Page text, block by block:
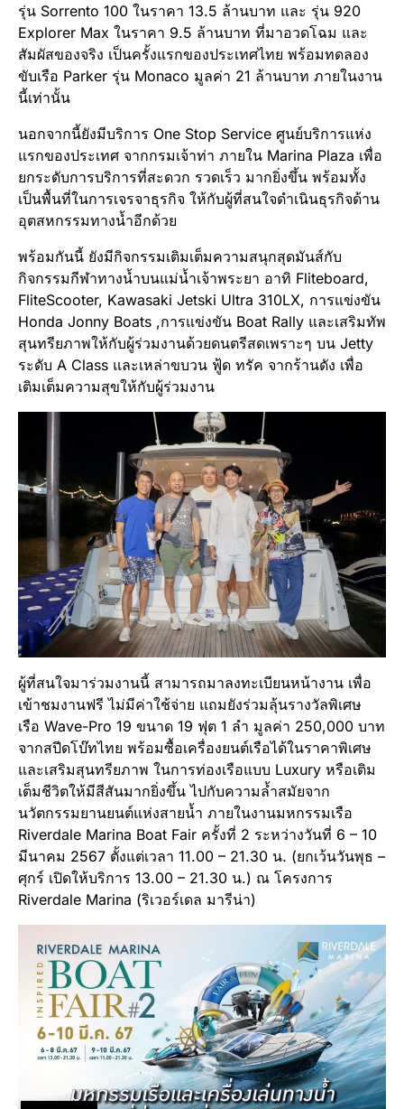
รุ่น Sorrento 100 ในราคา 13.5 ล้านบาท และ รุ่น 920
Explorer Max ในราคา 9.5 ล้านบาท ที่มาอวดโฉม และ
สัมผัสของจริง เป็นครั้งแรกของประเทศไทย พร้อมทดลอง
ขับเรือ Parker รุ่น Monaco มูลค่า 21 ล้านบาท ภายในงาน
นี้เท่านั้น
นอกจากนี้ยังมีบริการ One Stop Service ศูนย์บริการแห่ง
แรกของประเทศ จากกรมเจ้าท่า ภายใน Marina Plaza เพื่อ
ยกระดับการบริการที่สะดวก รวดเร็ว มากยิ่งขึ้น พร้อมทั้ง
เป็นพื้นที่ในการเจรจาธุรกิจ ให้กับผู้ที่สนใจดำเนินธุรกิจด้าน
อุตสหกรรมทางน้ำอีกด้วย
พร้อมกันนี้ ยังมีกิจกรรมเติมเต็มความสนุกสุดมันส์กับ
กิจกรรมกีฬาทางน้ำบนแม่น้ำเจ้าพระยา อาทิ Fliteboard,
FliteScooter, Kawasaki Jetski Ultra 310LX, การแข่งขัน
Honda Jonny Boats ,การแข่งขัน Boat Rally และเสริมทัพ
สุนทรียภาพให้กับผู้ร่วมงานด้วยดนตรีสดเพราะๆ บน Jetty
ระดับ A Class และเหล่าขบวน ฟู้ด ทรัค จากร้านดัง เพื่อ
เติมเต็มความสุขให้กับผู้ร่วมงาน
ผู้ที่สนใจมาร่วมงานนี้ สามารถมาลงทะเบียนหน้างาน เพื่อ
เข้าชมงานฟรี ไม่มีค่าใช้จ่าย แถมยังร่วมลุ้นรางวัลพิเศษ
เรือ Wave-Pro 19 ขนาด 19 ฟุต 1 ลำ มูลค่า 250,000 บาท
จากสปีดโบ๊ทไทย พร้อมซื้อเครื่องยนต์เรือได้ในราคาพิเศษ
และเสริมสุนทรียภาพ ในการท่องเรือแบบ Luxury หรือเติม
เต็มชีวิตให้มีสีสันมากยิ่งขึ้น ไปกับความล้ำสมัยจาก
นวัตกรรมยานยนต์แห่งสายน้ำ ภายในงานมหกรรมเรือ
Riverdale Marina Boat Fair ครั้งที่ 2 ระหว่างวันที่ 6 – 10
มีนาคม 2567 ตั้งแต่เวลา 11.00 – 21.30 น. (ยกเว้นวันพุธ –
ศุกร์ เปิดให้บริการ 13.00 – 21.30 น.) ณ โครงการ
Riverdale Marina (ริเวอร์เดล มารีน่า)